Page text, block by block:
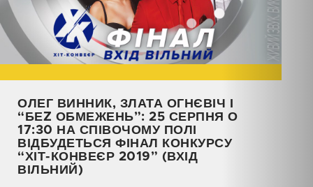
ОЛЕГ ВИННИК, ЗЛАТА ОГНЄВІЧ І
“БЕZ ОБМЕЖЕНЬ”: 25 СЕРПНЯ О
17:30 НА СПІВОЧОМУ ПОЛІ
ВІДБУДЕТЬСЯ ФІНАЛ КОНКУРСУ
“ХІТ-КОНВЕЄР 2019” (ВХІД
ВІЛЬНИЙ)